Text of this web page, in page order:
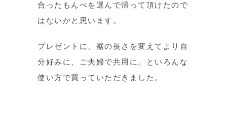
合ったもんぺを選んで帰って頂けたので
はないかと思います。
プレゼントに、裾の長さを変えてより自
分好みに、ご夫婦で共用に。といろんな
使い方で買っていただきました。